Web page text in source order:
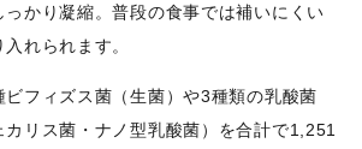
っかり凝縮。普段の食事では補いにくい
れられます。
ビフィズス菌（生菌）や3種類の乳酸菌
カリス菌・ナノ型乳酸菌）を合計で1,251